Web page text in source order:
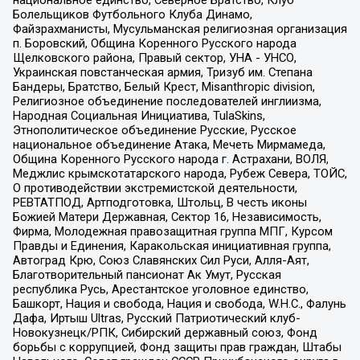
Болельщиков Футбольного Клуба Динамо,
Файзрахманисты, Мусульманская религиозная организация
п. Боровский, Община Коренного Русского народа
Щелковского района, Правый сектор, УНА - УНСО,
Украинская повстанческая армия, Тризуб им. Степана
Бандеры, Братство, Белый Крест, Misanthropic division,
Религиозное объединение последователей инглиизма,
Народная Социальная Инициатива, TulaSkins,
Этнополитическое объединение Русские, Русское
национальное объединение Атака, Мечеть Мирмамеда,
Община Коренного Русского народа г. Астрахани, ВОЛЯ,
Меджлис крымскотатарского народа, Рубеж Севера, ТОЙС,
О противодействии экстремистской деятельности,
РЕВТАТПОД, Артподготовка, Штольц, В честь иконы
Божией Матери Державная, Сектор 16, Независимость,
Фирма, Молодежная правозащитная группа МПГ, Курсом
Правды и Единения, Каракольская инициативная группа,
Автоград Крю, Союз Славянских Сил Руси, Алля-Аят,
Благотворительный пансионат Ак Умут, Русская
республика Русь, Арестантское уголовное единство,
Башкорт, Нация и свобода, Нация и свобода, W.H.С., Фалунь
Дафа, Иртыш Ultras, Русский Патриотический клуб-
Новокузнецк/РПК, Сибирский державный союз, Фонд
борьбы с коррупцией, Фонд защиты прав граждан, Штабы